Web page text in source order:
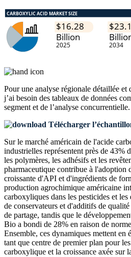
Pour une analyse régionale détaillée et
j’ai besoin des tableaux de données
segment et de l’analyse concurrentielle.
Télécharger
Sur le marché américain de l'acide
industrielles représentent près de 43%
les polymères, les adhésifs et les
pharmaceutique contribue à l'adoption
croissante d'API et d'ingrédients de
production agrochimique américaine
carboxyliques dans les pesticides et
de conservateurs et d'additifs de
de partage, tandis que le
Bio a bondi de 28% en raison de
Ensemble, ces dynamiques mettent en
tant que centre de premier plan pour
carboxylique et la croissance axée sur